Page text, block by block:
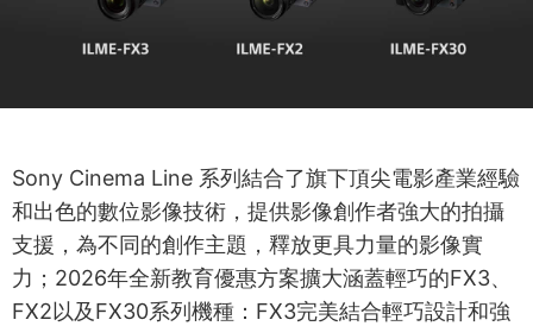
Sony Cinema Line 系列結合了旗下頂尖電影產業經驗
和出色的數位影像技術，提供影像創作者強大的拍攝
支援，為不同的創作主題，釋放更具力量的影像實
力；2026年全新教育優惠方案擴大涵蓋輕巧的FX3、
FX2以及FX30系列機種：FX3完美結合輕巧設計和強